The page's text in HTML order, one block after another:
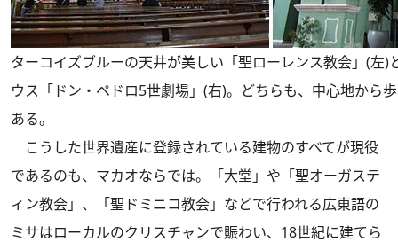
ターコイズブルーの天井が美しい「聖ローレンス教会」(左)
ウス「ドン・ペドロ5世劇場」(右)。どちらも、中心地から
ある。
こうした世界遺産に登録されている建物のすべてが現役
であるのも、マカオならでは。「大堂」や「聖オーガステ
ィン教会」、「聖ドミニコ教会」などで行われる広東語の
ミサはローカルのクリスチャンで賑わい、18世紀に建てら